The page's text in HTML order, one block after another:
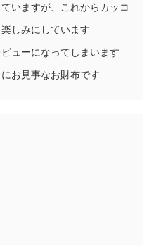
いますが、これからカッコ
しみにしています
ューになってしまいます
お見事なお財布です